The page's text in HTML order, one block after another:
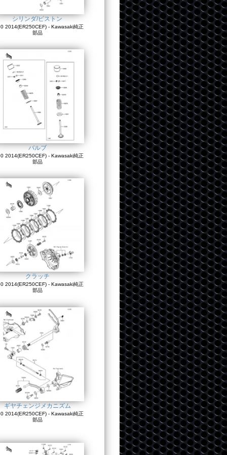
シリンダ/ピストン
2014(ER250CEF) - Kawasaki純正
部品
バルブ
2014(ER250CEF) - Kawasaki純正
部品
クラッチ
2014(ER250CEF) - Kawasaki純正
部品
ギヤチェンジメカニズム
2014(ER250CEF) - Kawasaki純正
部品